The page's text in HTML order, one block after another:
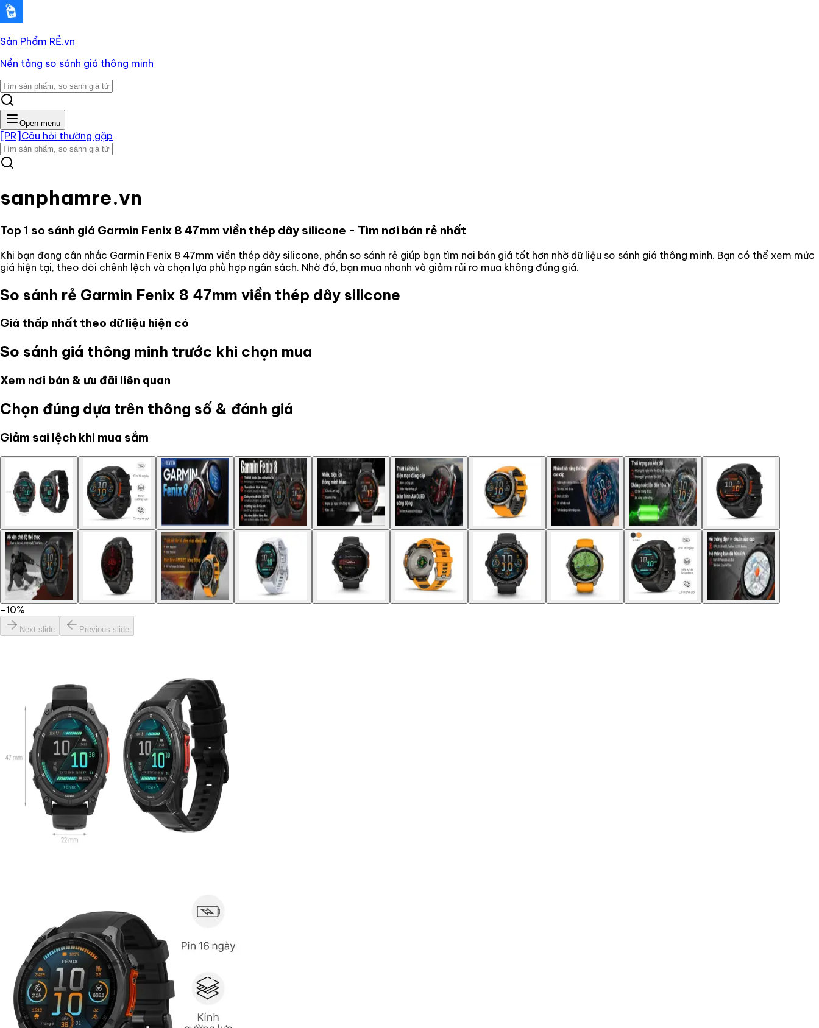
Sản Phẩm RẺ.vn
Nền tảng so sánh giá thông minh
Open menu
[PR] Câu hỏi thường gặp
sanphamre.vn
Top 1 so sánh giá Garmin Fenix 8 47mm viền thép dây silicone - Tìm nơi bán rẻ nhất
Khi bạn đang cân nhắc Garmin Fenix 8 47mm viền thép dây silicone, phần so sánh rẻ giúp bạn tìm nơi bán giá tốt hơn nhờ dữ liệu so sánh giá thông minh. Bạn có thể xem mức
giá hiện tại, theo dõi chênh lệch và chọn lựa phù hợp ngân sách. Nhờ đó, bạn mua nhanh và giảm rủi ro mua không đúng giá.
So sánh rẻ Garmin Fenix 8 47mm viền thép dây silicone
Giá thấp nhất theo dữ liệu hiện có
So sánh giá thông minh trước khi chọn mua
Xem nơi bán & ưu đãi liên quan
Chọn đúng dựa trên thông số & đánh giá
Giảm sai lệch khi mua sắm
−10%
Next slide Previous slide